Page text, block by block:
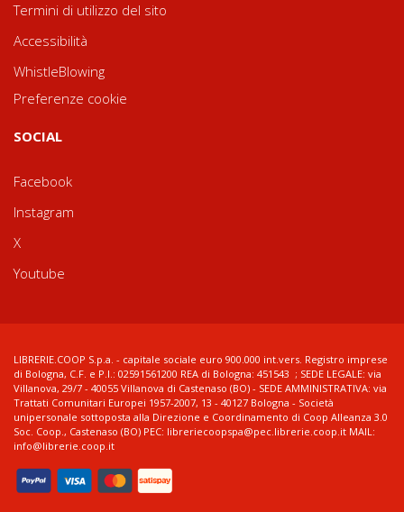
Termini di utilizzo del sito
Accessibilità
WhistleBlowing
Preferenze cookie
SOCIAL
Facebook
Instagram
X
Youtube
LIBRERIE.COOP S.p.a. - capitale sociale euro 900.000 int.vers. Registro imprese
di Bologna, C.F. e P.I.: 02591561200 REA di Bologna: 451543 ; SEDE LEGALE: via
Villanova, 29/7 - 40055 Villanova di Castenaso (BO) - SEDE AMMINISTRATIVA: via
Trattati Comunitari Europei 1957-2007, 13 - 40127 Bologna - Società
unipersonale sottoposta alla Direzione e Coordinamento di Coop Alleanza 3.0
Soc. Coop., Castenaso (BO) PEC: libreriecoopspa@pec.librerie.coop.it MAIL:
info@librerie.coop.it